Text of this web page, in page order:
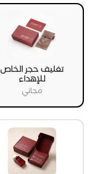
تغليف حجر الخاص
للإهداء
مجاني